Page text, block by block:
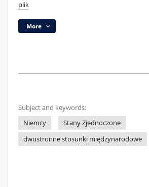
plik
More
Subject and keywords:
Niemcy
Stany Zjednoczone
dwustronne stosunki międzynarodowe